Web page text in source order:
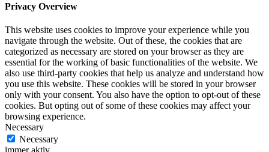
Privacy Overview
This website uses cookies to improve your experience while you
navigate through the website. Out of these, the cookies that are
categorized as necessary are stored on your browser as they are
essential for the working of basic functionalities of the website. We
also use third-party cookies that help us analyze and understand how
you use this website. These cookies will be stored in your browser
only with your consent. You also have the option to opt-out of these
cookies. But opting out of some of these cookies may affect your
browsing experience.
Necessary
Necessary
immer aktiv